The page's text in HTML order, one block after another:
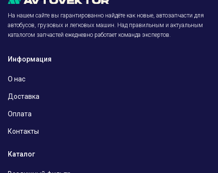
На нашем сайте вы гарантированно найдёте как новые, автозапчасти для
автобусов, грузовых и легковых машин. Над правильным и актуальным
каталогом запчастей ежедневно работает команда экспертов.
Информация
О нас
Доставка
Оплата
Контакты
Каталог